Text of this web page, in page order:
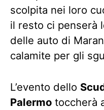
scolpita nei loro
il resto ci penserà
delle auto di
calamite per gli
L’evento dello
Palermo toccherà